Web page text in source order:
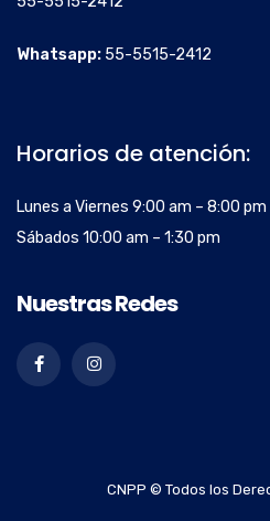
Whatsapp: 55-5515-2412
Horarios de atención:
Lunes a Viernes 9:00 am – 8:00 pm
Sábados 10:00 am – 1:30 pm
Nuestras Redes
CNPP © Todos los